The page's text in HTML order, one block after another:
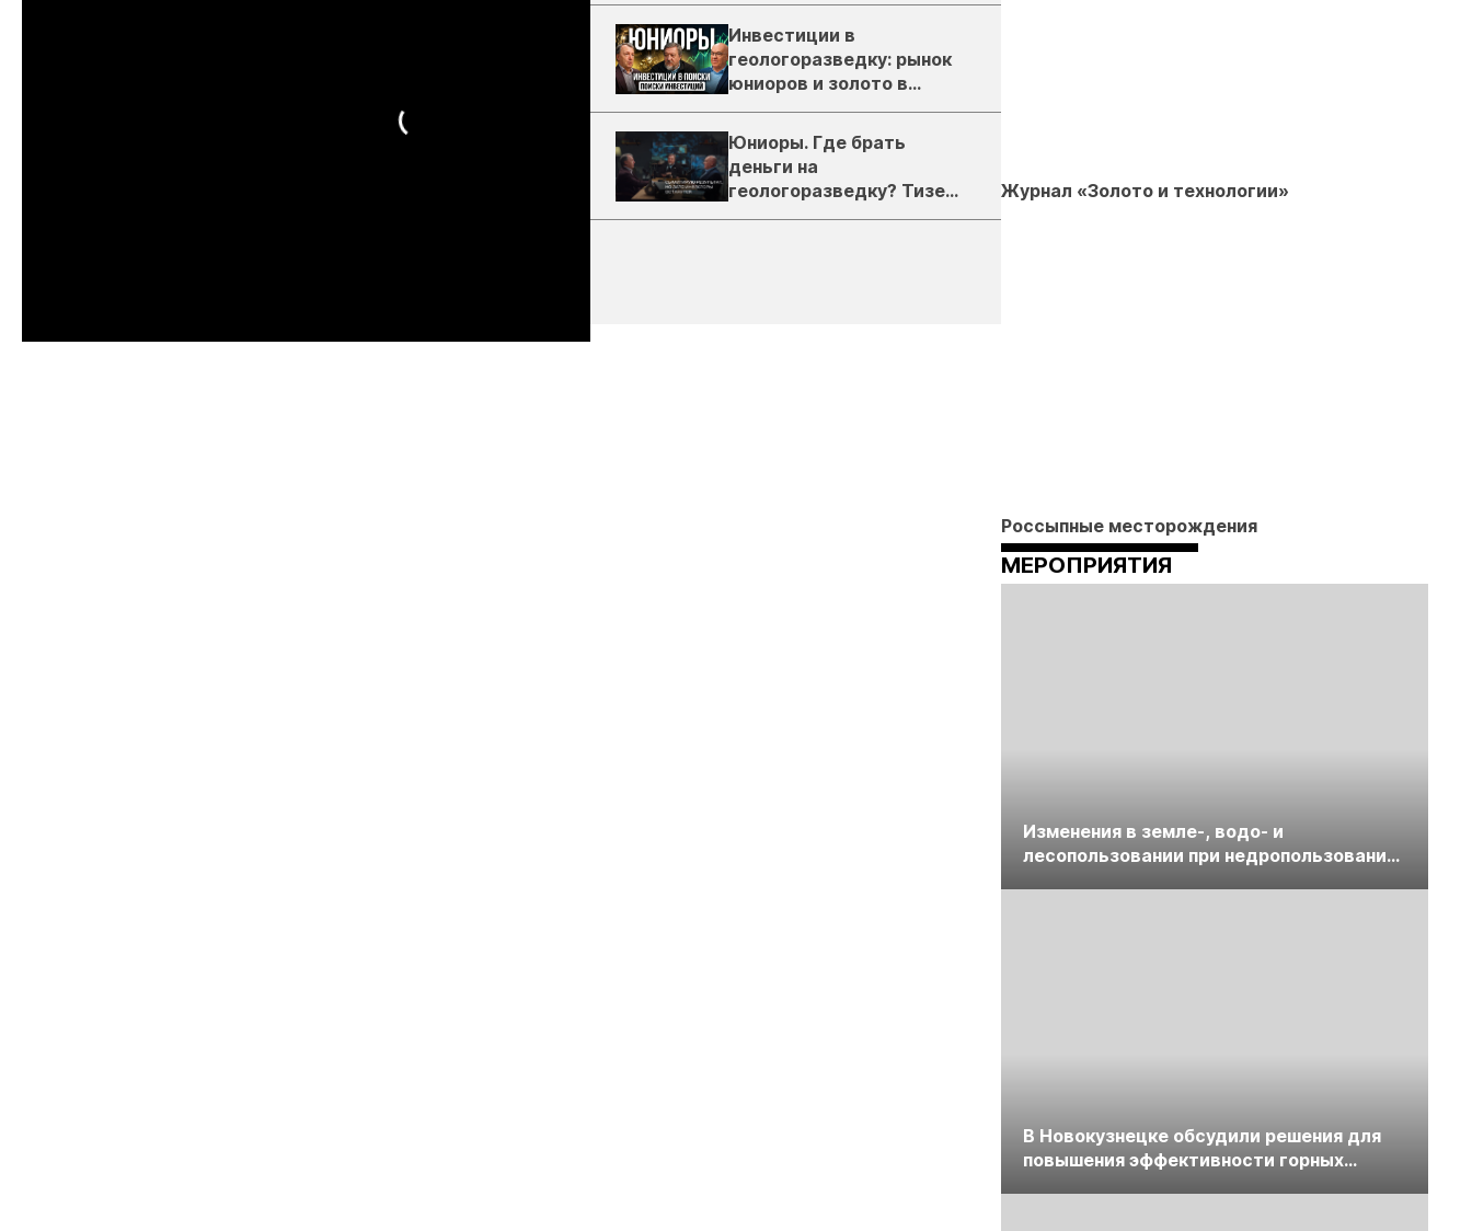
Инвестиции в
геологоразведку: рынок
юниоров и золото в
России
Юниоры. Где брать
деньги на
геологоразведку? Тизер
подкаста ЗиТ №1
Журнал «Золото и технологии»
Россыпные месторождения
МЕРОПРИЯТИЯ
Изменения в земле-, водо- и
лесопользовании при недропользовании
В Новокузнецке обсудили решения для
повышения эффективности горных